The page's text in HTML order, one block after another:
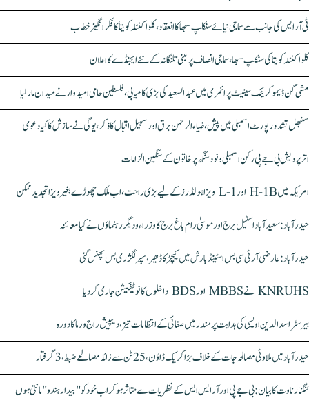
ٹی آر ایس کی جانب سے سماجی نیائے سنکلپ سبھا کا انعقاد، کلواکنٹلہ کویتا کا فکر انگیز خطاب
کلواکنٹلہ کویتا کی سنکلپ سبھا، سماجی انصاف پر مبنی تلنگانہ کے نئے ایجنڈے کا اعلان
مشی گن ڈیموکریٹک سینیٹ پرائمری میں عبدالسعید کی بڑی کامیابی، فلسطین حامی امیدوار نے میدان مار لیا
سنبھل تشدد رپورٹ اسمبلی میں پیش، ضیاء الرحمٰن برق اور سہیل اقبال کا ذکر، یوگی نے سازش کا کیا دعویٰ
اتر پردیش بی جے پی رکن اسمبلی ونود سنگھ پر خاتون کے سنگین الزامات
امریکہ میں H-1B اور L-1 ویزا ہولڈرز کے لیے بڑی راحت، اب ملک چھوڑے بغیر ویزا تجدید ممکن
حیدرآباد: سعیدآباد اسٹیل برج اور موسیٰ رام باغ برج کا وزراء و دیگر رہنماؤں نے کیا معائنہ
حیدرآباد: عارضی آر ٹی سی بس اسٹینڈ بارش میں کیچڑ کا ڈھیر، سپر لگژری بس پھنس گئی
KNRUHS نے MBBS اور BDS داخلوں کا نوٹیفکیشن جاری کر دیا
بیرسٹر اسدالدین اویسی کی ہدایت پر مندر میں صفائی کے انتظامات تیز، دیپیش راج ورما کا دورہ
حیدرآباد میں ملاوٹی مصالحہ جات کے خلاف بڑا کریک ڈاؤن، 25 ٹن سے زائد مصالحے ضبط، 3 گرفتار
کنگنا رناوت کا بیان: بی جے پی اور آر ایس ایس کے نظریات سے متاثر ہو کر اب خود کو "بیدار ہندو" مانتی ہوں